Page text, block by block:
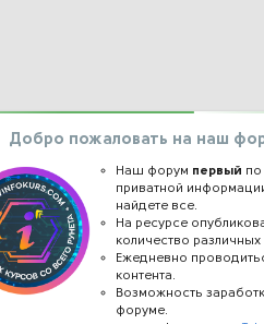
Добро пожаловать на наш
Наш форум первый
приватной
найдете все.
На ресурсе
количество различных
Ежедневно
контента.
Возможность
форуме.